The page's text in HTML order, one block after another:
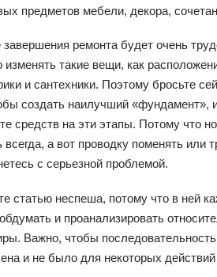
предметов мебели, декора,
ремонта будет очень
изменять такие вещи, как
и сантехники. Поэтому бросьте
создать наилучший «фундамент»,
средств на эти этапы. Потому что
всегда, а вот проводку поменять
с серьезной проблемой.
статью неспеша, потому что в ней
и проанализировать
Важно, чтобы
и не было для некоторых